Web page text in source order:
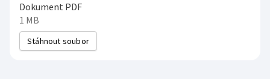
Dokument PDF
1 MB
Stáhnout soubor